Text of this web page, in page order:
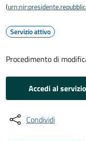
(
Servizio attivo
Procedimento di
Accedi al servizio
Condividi